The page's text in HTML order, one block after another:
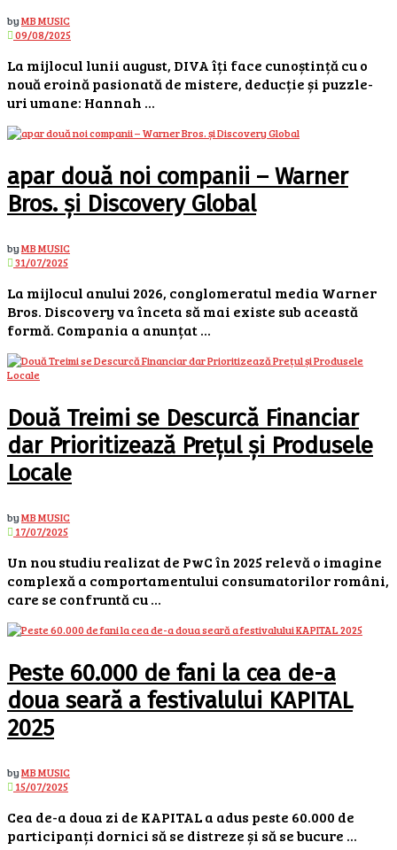
byMB MUSIC
09/08/2025
La mijlocul lunii august, DIVA îți face cunoștință cu o
nouă eroină pasionată de mistere, deducție și puzzle-
uri umane: Hannah ...
apar două noi companii – Warner
Bros. și Discovery Global
byMB MUSIC
31/07/2025
La mijlocul anului 2026, conglomeratul media Warner
Bros. Discovery va înceta să mai existe sub această
formă. Compania a anunțat ...
Două Treimi se Descurcă Financiar
dar Prioritizează Prețul și Produsele
Locale
byMB MUSIC
17/07/2025
Un nou studiu realizat de PwC în 2025 relevă o imagine
complexă a comportamentului consumatorilor români,
care se confruntă cu ...
Peste 60.000 de fani la cea de-a
doua seară a festivalului KAPITAL
2025
byMB MUSIC
15/07/2025
Cea de-a doua zi de KAPITAL a adus peste 60.000 de
participanți dornici să se distreze și să se bucure ...